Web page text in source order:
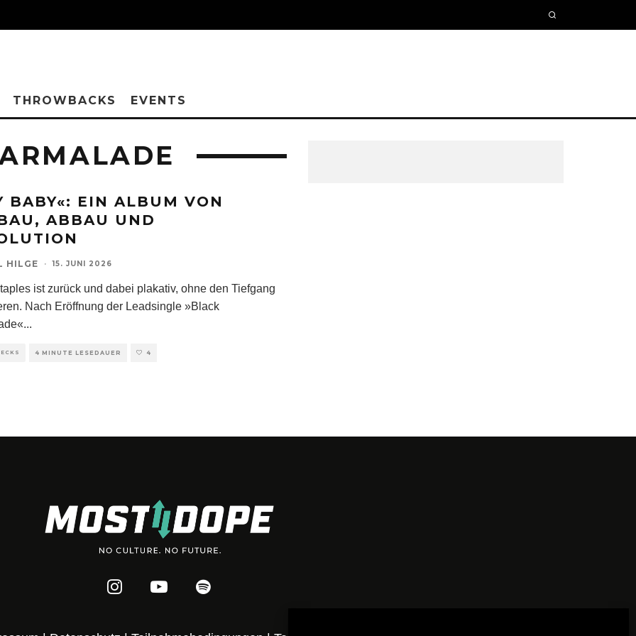
THROWBACKS EVENTS
BABY«: EIN ALBUM VON
ABBAU UND
HILGE · 15. JUNI 2026
ist zurück und dabei plakativ, ohne den Tiefgang
Nach Eröffnung der Leadsingle »Black
...
4 MINUTE LESEDAUER 4